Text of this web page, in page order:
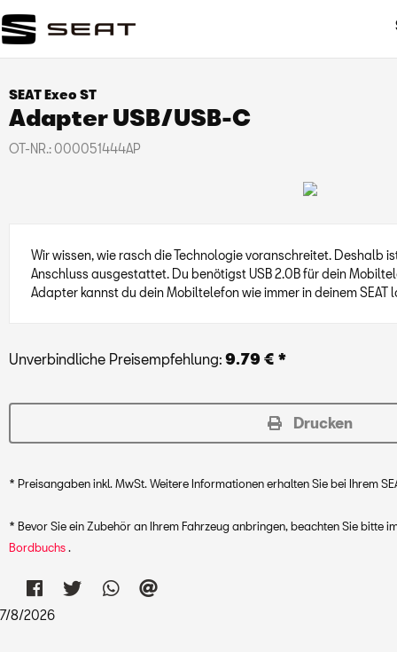
SEAT Exeo ST
Adapter USB/USB-C
OT-NR.: 000051444AP
Wir wissen, wie rasch die Technologie voranschreitet. Deshalb ist
Anschluss ausgestattet. Du benötigst USB 2.0B für dein
Adapter kannst du dein Mobiltelefon wie immer in deinem SEAT
Unverbindliche Preisempfehlung: 9.79 € *
Drucken
* Preisangaben inkl. MwSt. Weitere Informationen erhalten Sie bei Ihrem
* Bevor Sie ein Zubehör an Ihrem Fahrzeug anbringen, beachten Sie bitte
Bordbuchs.
7/8/2026